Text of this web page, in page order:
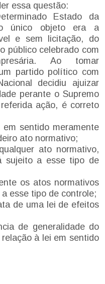
essa questão:
Estado da
único objeto era a
e sem licitação, do
público celebrado com
Ao tomar
partido político com
decidiu ajuizar
perante o Supremo
ação, é correto
sentido meramente
ato normativo;
ato normativo,
sujeito a esse tipo de
os atos normativos
esse tipo de controle;
de uma lei de efeitos
de generalidade do
à lei em sentido